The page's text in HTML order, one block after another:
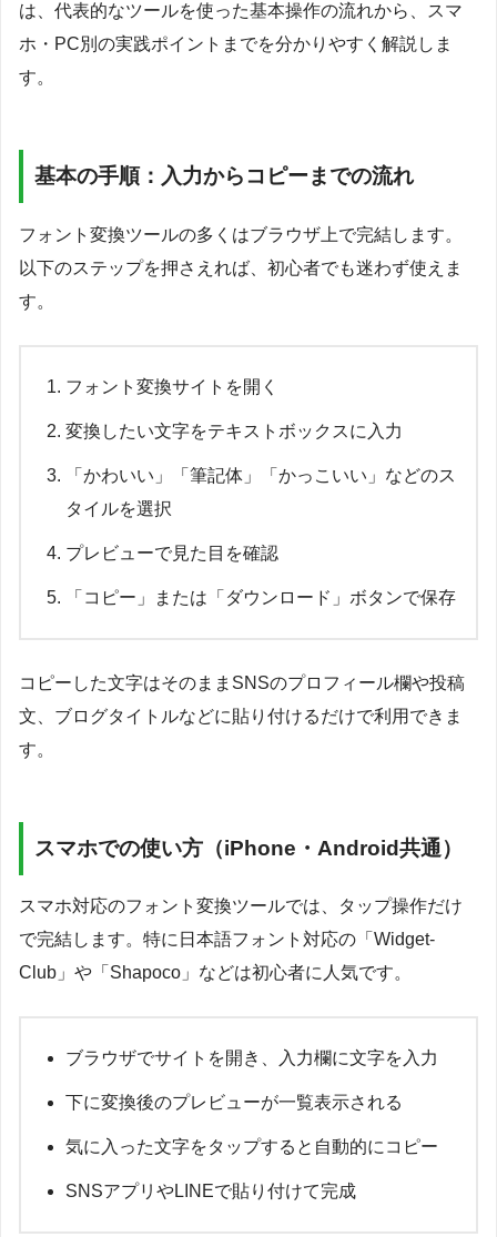
は、代表的なツールを使った基本操作の流れから、スマ
ホ・PC別の実践ポイントまでを分かりやすく解説しま
す。
基本の手順：入力からコピーまでの流れ
フォント変換ツールの多くはブラウザ上で完結します。
以下のステップを押さえれば、初心者でも迷わず使えま
す。
フォント変換サイトを開く
変換したい文字をテキストボックスに入力
「かわいい」「筆記体」「かっこいい」などのス
タイルを選択
プレビューで見た目を確認
「コピー」または「ダウンロード」ボタンで保存
コピーした文字はそのままSNSのプロフィール欄や投稿
文、ブログタイトルなどに貼り付けるだけで利用できま
す。
スマホでの使い方（iPhone・Android共通）
スマホ対応のフォント変換ツールでは、タップ操作だけ
で完結します。特に日本語フォント対応の「Widget-
Club」や「Shapoco」などは初心者に人気です。
ブラウザでサイトを開き、入力欄に文字を入力
下に変換後のプレビューが一覧表示される
気に入った文字をタップすると自動的にコピー
SNSアプリやLINEで貼り付けて完成